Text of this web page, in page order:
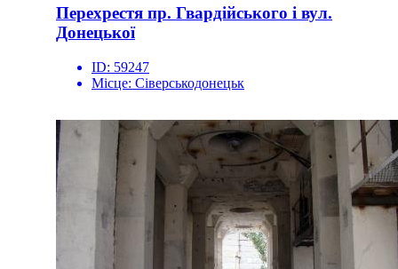
Перехрестя пр. Гвардійського і вул.
Донецької
ID: 59247
Місце: Сіверськодонецьк